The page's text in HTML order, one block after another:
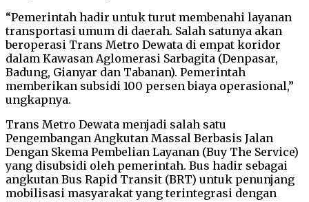
“Pemerintah hadir untuk turut membenahi layanan
transportasi umum di daerah. Salah satunya akan
beroperasi Trans Metro Dewata di empat koridor
dalam Kawasan Aglomerasi Sarbagita (Denpasar,
Badung, Gianyar dan Tabanan). Pemerintah
memberikan subsidi 100 persen biaya operasional,”
ungkapnya.
Trans Metro Dewata menjadi salah satu
Pengembangan Angkutan Massal Berbasis Jalan
Dengan Skema Pembelian Layanan (Buy The Service)
yang disubsidi oleh pemerintah. Bus hadir sebagai
angkutan Bus Rapid Transit (BRT) untuk penunjang
mobilisasi masyarakat yang terintegrasi dengan